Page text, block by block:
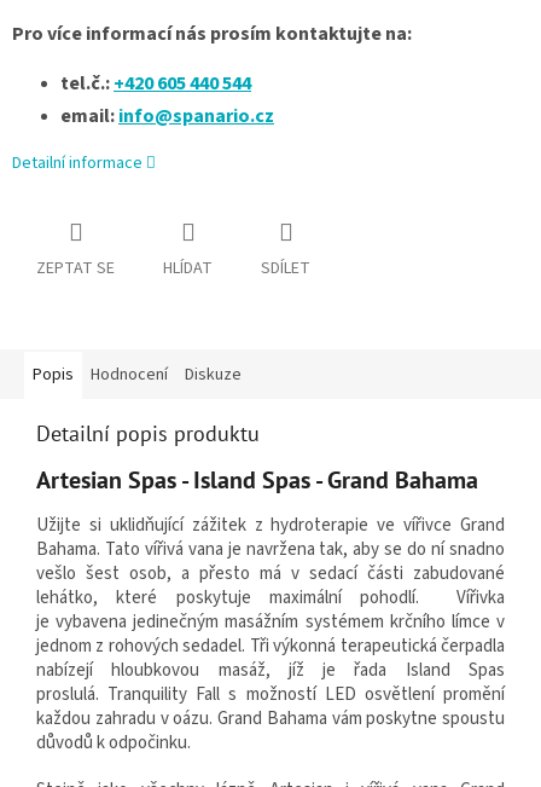
Pro více informací nás prosím kontaktujte na:
tel.č.:+420 605 440 544
email:info@spanario.cz
Detailní informace
ZEPTAT SE HLÍDAT SDÍLET
Popis Hodnocení Diskuze
Detailní popis produktu
Artesian Spas - Island Spas - Grand Bahama
Užijte si uklidňující zážitek z hydroterapie ve vířivce Grand
Bahama. Tato vířivá vana je navržena tak, aby se do ní snadno
vešlo šest osob, a přesto má v sedací části zabudované
lehátko, které poskytuje maximální pohodlí.
Vířivka
jevybavena jedinečným masážním systémem krčního límce v
jednom z rohových sedadel. Tři výkonná terapeutická čerpadla
nabízejí hloubkovou masáž, jíž je řada Island Spas
proslulá. Tranquility Fall s možností LED osvětlení promění
každou zahradu v oázu. Grand Bahama vám poskytne spoustu
důvodů k odpočinku.